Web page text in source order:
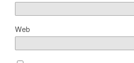
Web